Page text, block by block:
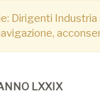
Dirigenti Industria
LXXIX